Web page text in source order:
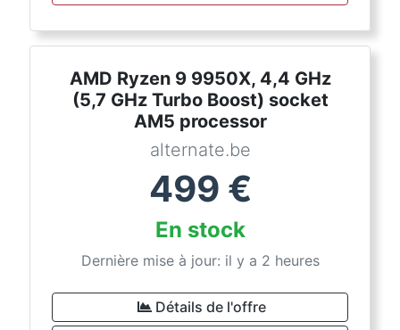
AMD Ryzen 9 9950X, 4,4 GHz
(5,7 GHz Turbo Boost) socket
AM5 processor
alternate.be
499 €
En stock
Dernière mise à jour: il y a 2 heures
Détails de l'offre